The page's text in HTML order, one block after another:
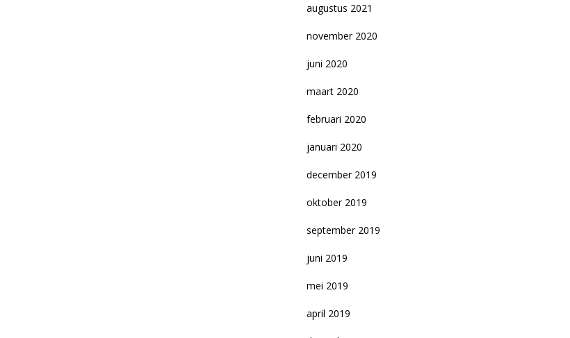
augustus 2021
november 2020
juni 2020
maart 2020
februari 2020
januari 2020
december 2019
oktober 2019
september 2019
juni 2019
mei 2019
april 2019